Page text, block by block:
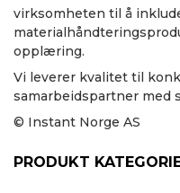
virksomheten til å
opplæring.
Vi leverer kvalitet til
samarbeidspartner med
© Instant Norge AS
PRODUKT